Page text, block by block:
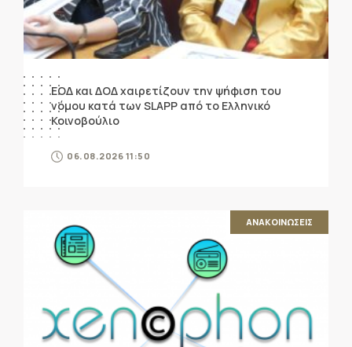
ΕΟΔ και ΔΟΔ χαιρετίζουν την ψήφιση του
νόμου κατά των SLAPP από το Ελληνικό
Κοινοβούλιο
06.08.2026 11:50
ΑΝΑΚΟΙΝΩΣΕΙΣ